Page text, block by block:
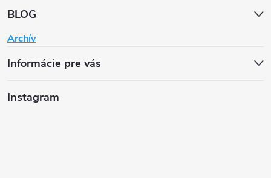
BLOG
Archív
Informácie pre vás
Instagram